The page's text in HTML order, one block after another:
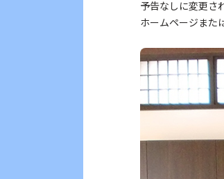
予告なしに変更さ
ホームページまた